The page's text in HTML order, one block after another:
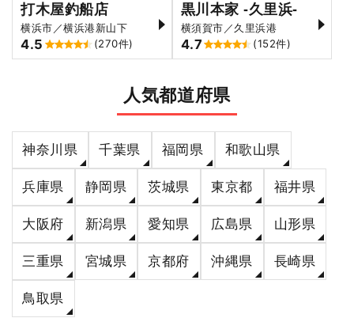
打木屋釣船店
横浜市／横浜港新山下
4.5 (270件)
黒川本家 -久里浜-
横須賀市／久里浜港
4.7 (152件)
人気都道府県
神奈川県 千葉県 福岡県 和歌山県
兵庫県 静岡県 茨城県 東京都 福井県
大阪府 新潟県 愛知県 広島県 山形県
三重県 宮城県 京都府 沖縄県 長崎県
鳥取県